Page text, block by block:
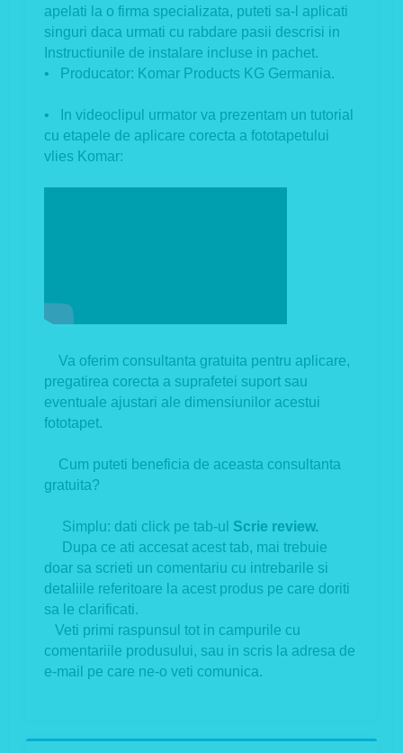
apelati la o firma specializata, puteti sa-l aplicati
singuri daca urmati cu rabdare pasii descrisi in
Instructiunile de instalare incluse in pachet.
• Producator: Komar Products KG Germania.
• In videoclipul urmator va prezentam un tutorial
cu etapele de aplicare corecta a fototapetului
vlies Komar:
Va oferim consultanta gratuita pentru aplicare,
pregatirea corecta a suprafetei suport sau
eventuale ajustari ale dimensiunilor acestui
fototapet.
Cum puteti beneficia de aceasta consultanta
gratuita?
Simplu: dati click pe tab-ul Scrie review.
Dupa ce ati accesat acest tab, mai trebuie
doar sa scrieti un comentariu cu intrebarile si
detaliile referitoare la acest produs pe care doriti
sa le clarificati.
Veti primi raspunsul tot in campurile cu
comentariile produsului, sau in scris la adresa de
e-mail pe care ne-o veti comunica.